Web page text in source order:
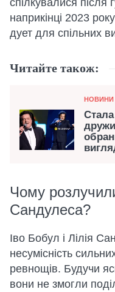
наприкінці 2023
дует для спільних
Читайте також:
Категорія
НОВИНИ
Чому
Сандулеса?
Іво Бобул і Лілія
несумісність
ревнощів. Будучи
вони не змогли